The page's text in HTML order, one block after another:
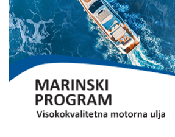
Fratelli Aprea odlično održavan
2002, 7.8 x 2 m, 2 Yanmar
Cijena:59.000 EUR
Gulet
2008, 27 x 7,50 m, Iveco Aifo
Cijena:1 EUR
Gulet Kadena
2000, 32 x 8 m, Cummins